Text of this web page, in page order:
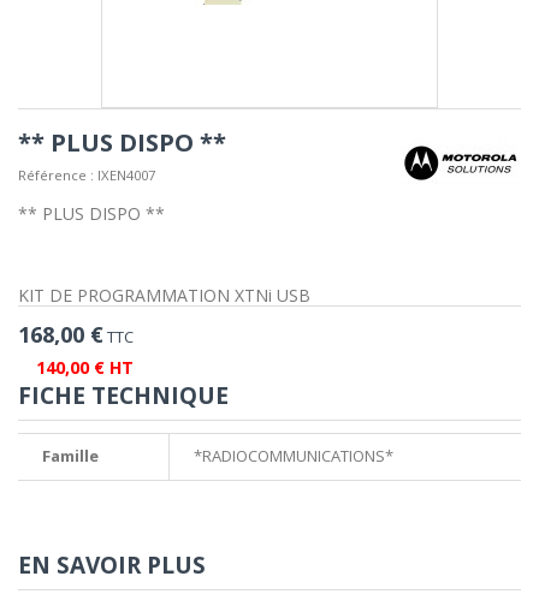
** PLUS DISPO **
Référence : IXEN4007
** PLUS DISPO **
KIT DE PROGRAMMATION XTNi USB
168,00 €TTC
140,00 € HT
FICHE TECHNIQUE
Famille *RADIOCOMMUNICATIONS*
EN SAVOIR PLUS